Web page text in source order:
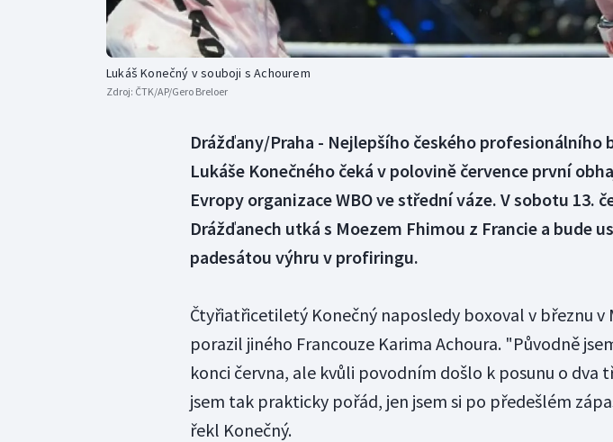
Lukáš Konečný v souboji s Achourem
Zdroj: ČTK/AP/Gero Breloer
Drážďany/Praha - Nejlepšího českého profesionálního
Lukáše Konečného čeká v polovině července první
Evropy organizace WBO ve střední váze. V sobotu 13.
Drážďanech utká s Moezem Fhimou z Francie a bude
padesátou výhru v profiringu.
Čtyřiatřicetiletý Konečný naposledy boxoval v březnu v
porazil jiného Francouze Karima Achoura. "Původně
konci června, ale kvůli povodním došlo k posunu o dva
jsem tak prakticky pořád, jen jsem si po předešlém
řekl Konečný.